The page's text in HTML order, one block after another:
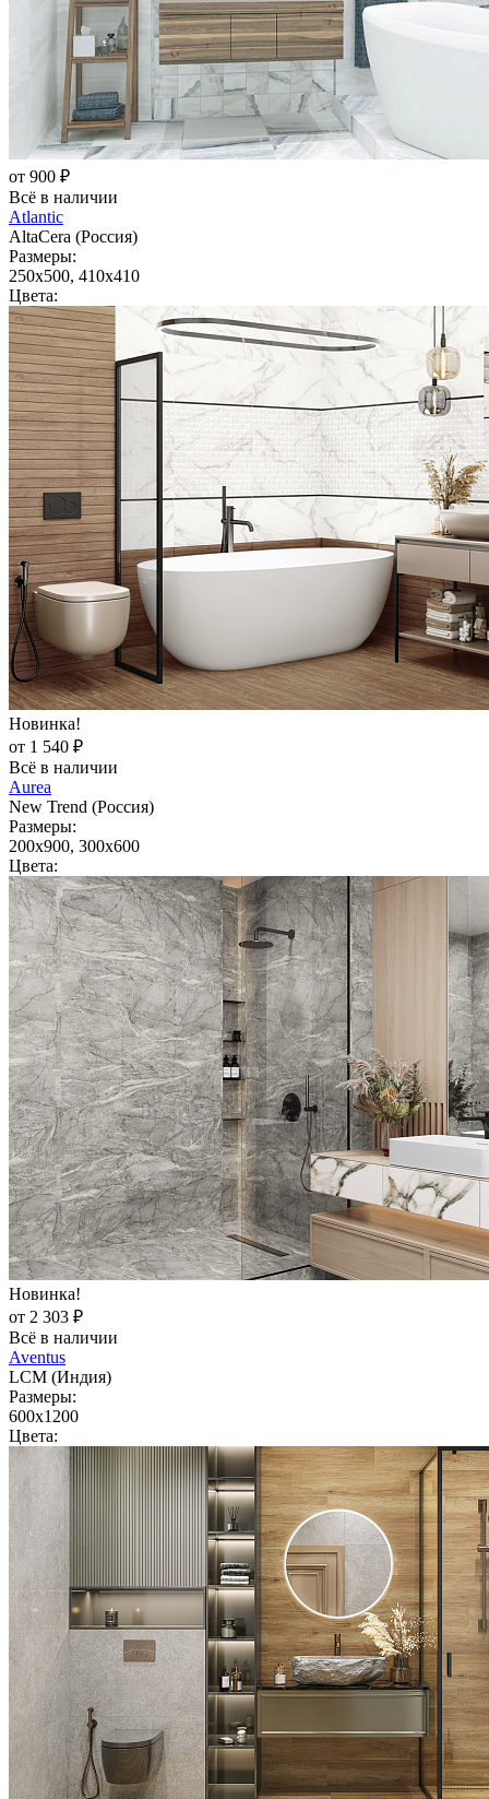
от 900 ₽
Всё в наличии
Atlantic
AltaCera (Россия)
Размеры:
250x500, 410x410
Цвета:
Новинка!
от 1 540 ₽
Всё в наличии
Aurea
New Trend (Россия)
Размеры:
200x900, 300x600
Цвета:
Новинка!
от 2 303 ₽
Всё в наличии
Aventus
LCM (Индия)
Размеры:
600x1200
Цвета: